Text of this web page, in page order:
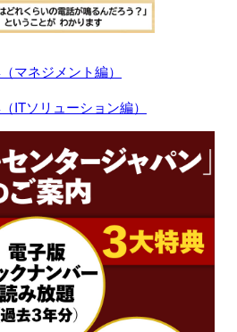
マネジメント編）
ITソリューション編）